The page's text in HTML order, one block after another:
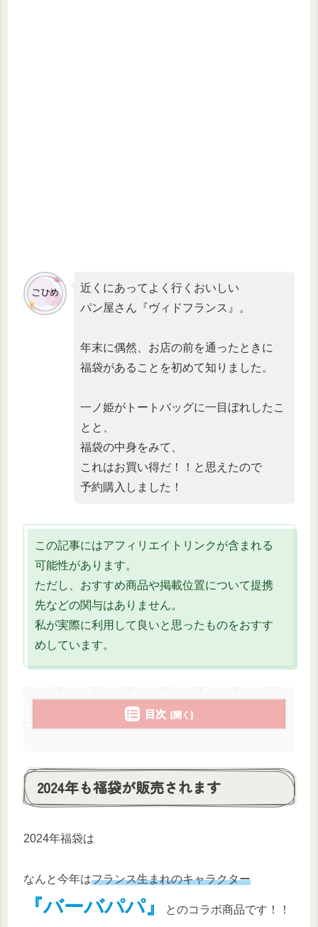
近くにあってよく行くおいしい
パン屋さん『ヴィドフランス』。
年末に偶然、お店の前を通ったときに
福袋があることを初めて知りました。
一ノ姫がトートバッグに一目ぼれしたこ
とと、
福袋の中身をみて、
これはお買い得だ！！と思えたので
予約購入しました！
この記事にはアフィリエイトリンクが含まれる
可能性があります。
ただし、おすすめ商品や掲載位置について提携
先などの関与はありません。
私が実際に利用して良いと思ったものをおすす
めしています。
目次
2024年も福袋が販売されます
2024年福袋は
なんと今年はフランス生まれのキャラクター
『バーバパパ』 とのコラボ商品です！！